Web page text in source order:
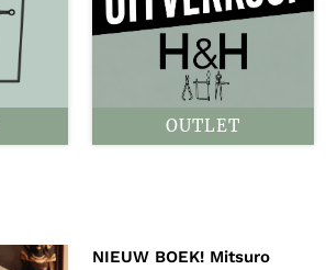
OUTLET
NIEUW BOEK! Mitsuro